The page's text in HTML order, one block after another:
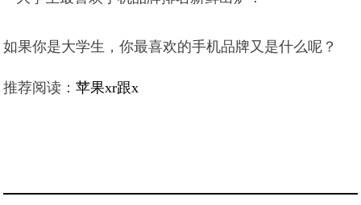
如果你是大学生，你最喜欢的手机品牌又是什么呢？
推荐阅读：苹果xr跟x